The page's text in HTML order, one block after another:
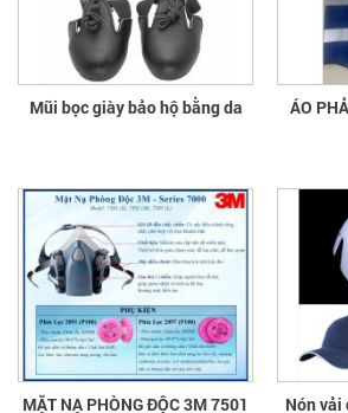
Mũi bọc giày bảo hộ bằng da
ÁO PHẢN QUANG
MẶT NẠ PHÒNG ĐỘC 3M 7501 Nón vải